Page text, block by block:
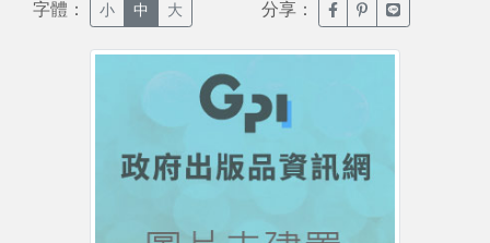
字體： 小 中 大 分享： 臉書分享(另開新視窗)
噗浪分享(另開新
Line分享(另